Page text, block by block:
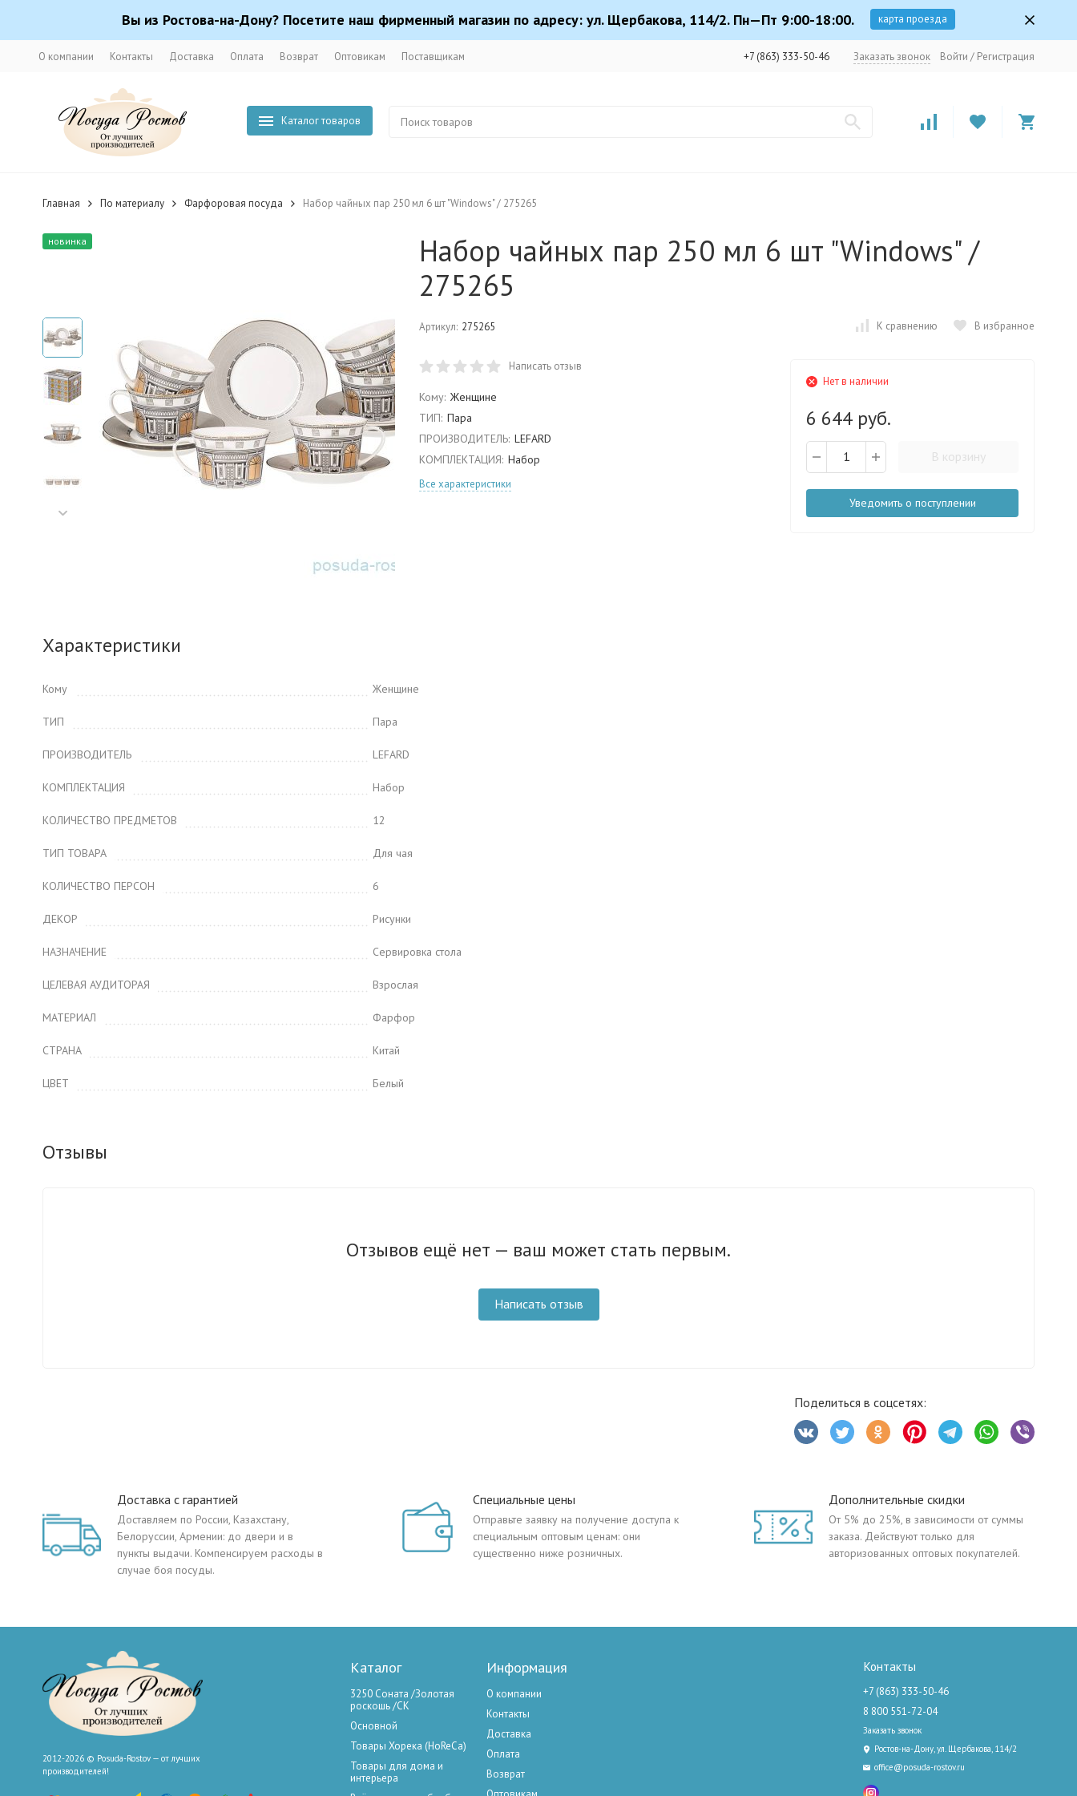
Вы из Ростова-на-Дону? Посетите наш фирменный магазин по адресу: ул. Щербакова, 114/2. Пн—Пт 9:00-18:00. карта проезда
О компании Контакты Доставка Оплата Возврат Оптовикам Поставщикам +7 (863) 333-50-46 Заказать звонок Войти / Регистрация
Каталог товаров
Главная По материалу Фарфоровая посуда Набор чайных пар 250 мл 6 шт "Windows" / 275265
новинка
Набор чайных пар 250 мл 6 шт "Windows" /
275265
Артикул: 275265 К сравнению В избранное
Написать отзыв
Кому: Женщине
ТИП: Пара
ПРОИЗВОДИТЕЛЬ: LEFARD
КОМПЛЕКТАЦИЯ: Набор
Все характеристики
Нет в наличии
6 644 руб.
В корзину
Уведомить о поступлении
Характеристики
Кому Женщине
ТИП Пара
ПРОИЗВОДИТЕЛЬ LEFARD
КОМПЛЕКТАЦИЯ Набор
КОЛИЧЕСТВО ПРЕДМЕТОВ 12
ТИП ТОВАРА Для чая
КОЛИЧЕСТВО ПЕРСОН 6
ДЕКОР Рисунки
НАЗНАЧЕНИЕ Сервировка стола
ЦЕЛЕВАЯ АУДИТОРАЯ Взрослая
МАТЕРИАЛ Фарфор
СТРАНА Китай
ЦВЕТ Белый
Отзывы
Отзывов ещё нет — ваш может стать первым.
Написать отзыв
Поделиться в соцсетях:
Доставка с гарантией
Доставляем по России, Казахстану,
Белоруссии, Армении: до двери и в
пункты выдачи. Компенсируем расходы в
случае боя посуды.
Специальные цены
Отправьте заявку на получение доступа к
специальным оптовым ценам: они
существенно ниже розничных.
Дополнительные скидки
От 5% до 25%, в зависимости от суммы
заказа. Действуют только для
авторизованных оптовых покупателей.
2012-2026 © Posuda-Rostov — от лучших
производителей!
Каталог
3250 Соната /Золотая
роскошь /СК
Основной
Товары Хорека (HoReCa)
Товары для дома и
интерьера
Информация
О компании
Контакты
Доставка
Оплата
Возврат
Контакты
+7 (863) 333-50-46
8 800 551-72-04
Заказать звонок
Ростов-на-Дону, ул. Щербакова, 114/2
office@posuda-rostov.ru